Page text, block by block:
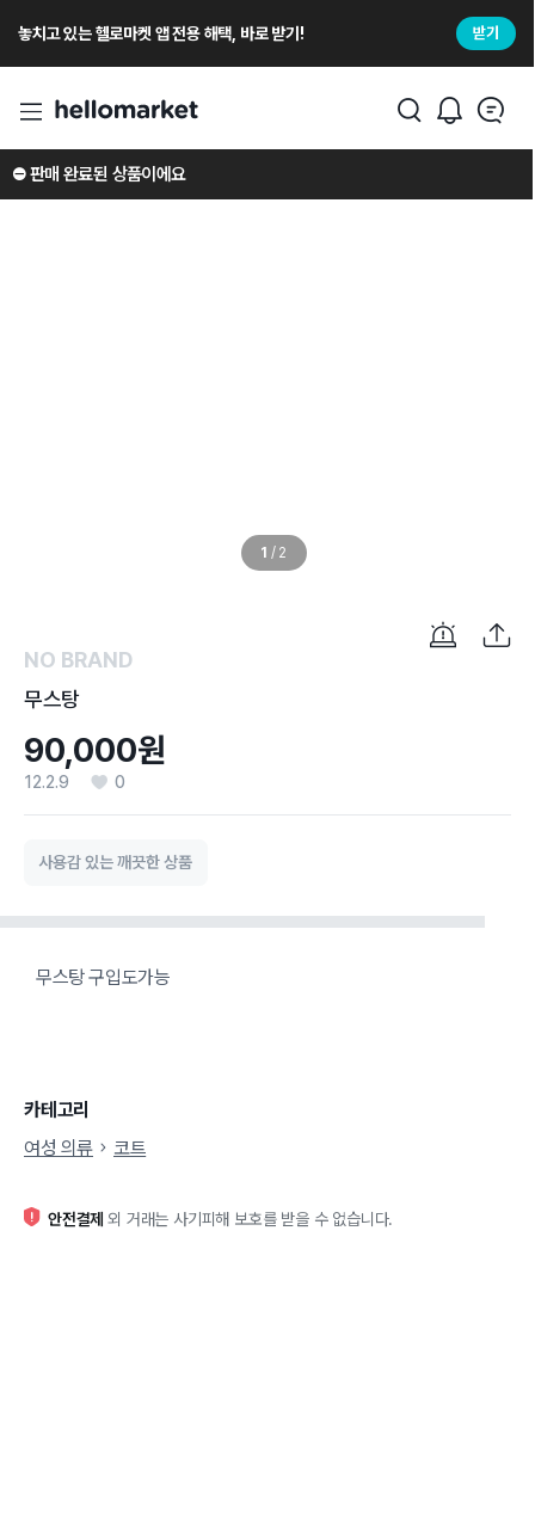
놓치고 있는 헬로마켓 앱 전용 해택, 바로 받기! 받기
1 / 2
⛔️ 판매 완료된 상품이에요
NO BRAND
무스탕
90,000원
12.2.9 0
사용감 있는 깨끗한 상품
무스탕 구입도가능
카테고리
여성 의류
코트
안전결제 외 거래는 사기피해 보호를 받을 수 없습니다.